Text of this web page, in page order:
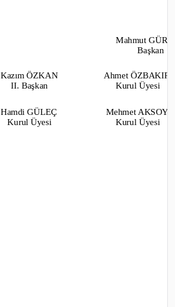
Mahmut
Başkan
Kazım ÖZKAN
II. Başkan
Ahmet ÖZBAKIR
Kurul Üyesi
Hamdi GÜLEÇ
Kurul Üyesi
Mehmet AKSOY
Kurul Üyesi